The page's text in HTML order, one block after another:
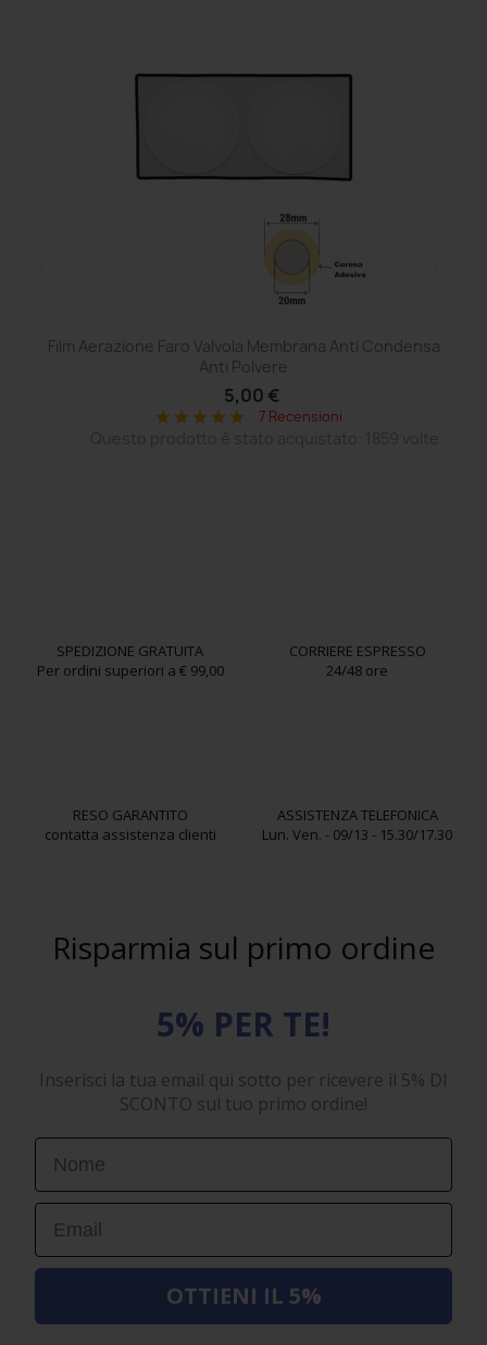
Film Aerazione Faro Valvola Membrana Anti Condensa
Anti Polvere
5,00 €
star star star star star 7 Recensioni
SPEDIZIONE GRATUITA
Per ordini superiori a € 99,00
CORRIERE ESPRESSO
24/48 ore
RESO GARANTITO
contatta assistenza clienti
ASSISTENZA TELEFONICA
Lun. Ven. - 09/13 - 15.30/17.30
Risparmia sul primo ordine
5% PER TE!
Inserisci la tua email qui sotto per ricevere il 5% DI
SCONTO sul tuo primo ordine!
First Name
Email
OTTIENI IL 5%